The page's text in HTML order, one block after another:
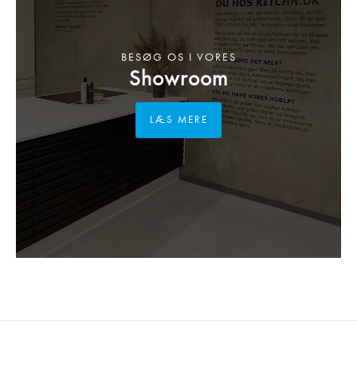
Showroom
BESØG OS I VORES
LÆS MERE